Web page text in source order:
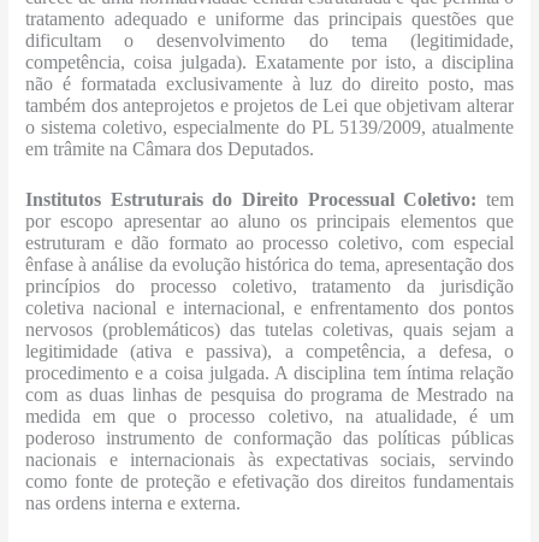
tratamento adequado e uniforme das principais questões que
dificultam o desenvolvimento do tema (legitimidade,
competência, coisa julgada). Exatamente por isto, a disciplina
não é formatada exclusivamente à luz do direito posto, mas
também dos anteprojetos e projetos de Lei que objetivam alterar
o sistema coletivo, especialmente do PL 5139/2009, atualmente
em trâmite na Câmara dos Deputados.
Institutos Estruturais do Direito Processual Coletivo: tem
por escopo apresentar ao aluno os principais elementos que
estruturam e dão formato ao processo coletivo, com especial
ênfase à análise da evolução histórica do tema, apresentação dos
princípios do processo coletivo, tratamento da jurisdição
coletiva nacional e internacional, e enfrentamento dos pontos
nervosos (problemáticos) das tutelas coletivas, quais sejam a
legitimidade (ativa e passiva), a competência, a defesa, o
procedimento e a coisa julgada. A disciplina tem íntima relação
com as duas linhas de pesquisa do programa de Mestrado na
medida em que o processo coletivo, na atualidade, é um
poderoso instrumento de conformação das políticas públicas
nacionais e internacionais às expectativas sociais, servindo
como fonte de proteção e efetivação dos direitos fundamentais
nas ordens interna e externa.